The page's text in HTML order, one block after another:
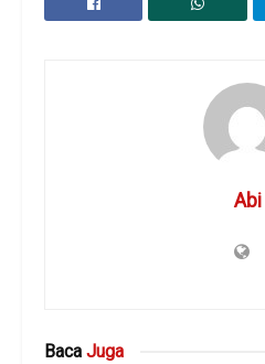
Abi
Baca Juga